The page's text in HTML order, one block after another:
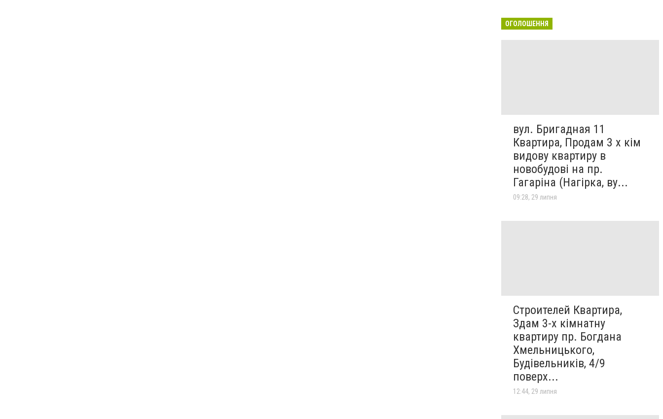
ОГОЛОШЕННЯ
вул. Бригадная 11
Квартира, Продам 3 х кім
видову квартиру в
новобудові на пр.
Гагаріна (Нагірка, ву...
09:28, 29 липня
Строителей Квартира,
Здам 3-х кімнатну
квартиру пр. Богдана
Хмельницького,
Будівельників, 4/9
поверх...
12:44, 29 липня